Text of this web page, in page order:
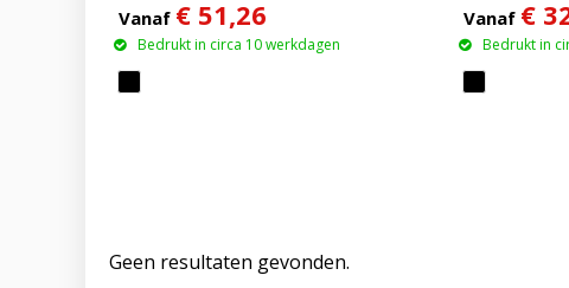
Vanaf € 51,26
Bedrukt in circa 10 werkdagen
Vanaf €
Bedrukt in
Geen resultaten gevonden.